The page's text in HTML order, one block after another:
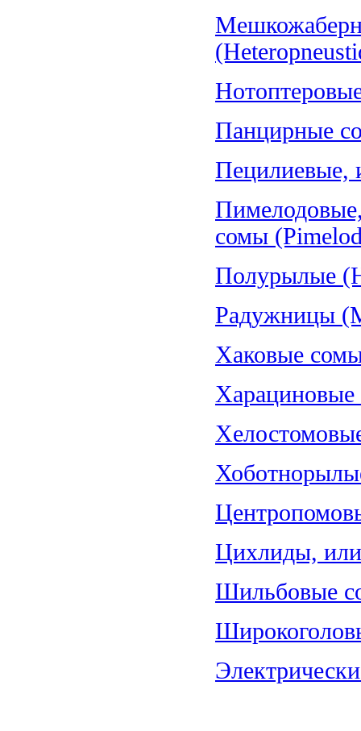
Панцирные
Пецилиевые,
сомы
Полурылые
Радужницы
Хаковые
Харациновые
Цихлиды,
Шильбовые